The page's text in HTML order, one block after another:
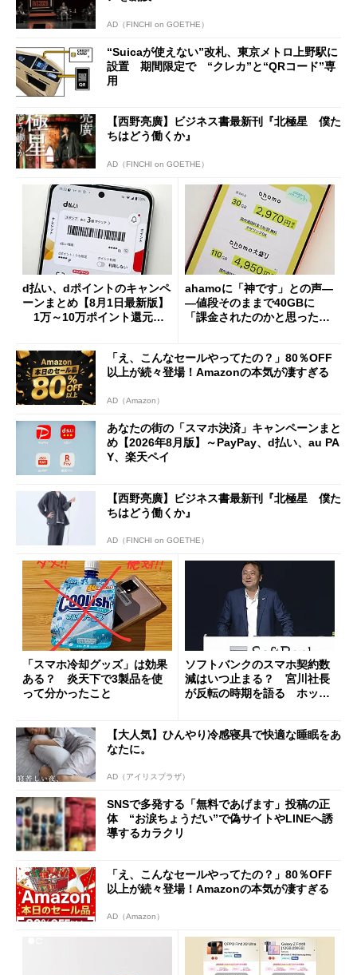
AD（FINCHI on GOETHE）
“Suicaが使えない”改札、東京メトロ上野駅に
設置 期間限定で “クレカ”と“QRコード”専
用
【西野亮廣】ビジネス書最新刊『北極星 僕た
ちはどう働くか』
AD（FINCHI on GOETHE）
d払い、dポイントのキャンペ
ーンまとめ【8月1日最新版】
1万～10万ポイント還元の
ahamoに「神です」との声―
―値段そのままで40GBに
「課金されたのかと思った」
「え、こんなセールやってたの？」80％OFF
以上が続々登場！Amazonの本気が凄すぎる
AD（Amazon）
あなたの街の「スマホ決済」キャンペーンまと
め【2026年8月版】～PayPay、d払い、au PA
Y、楽天ペイ
【西野亮廣】ビジネス書最新刊『北極星 僕た
ちはどう働くか』
AD（FINCHI on GOETHE）
「スマホ冷却グッズ」は効果
ある？ 炎天下で3製品を使
って分かったこと
ソフトバンクのスマホ契約数
減はいつ止まる？ 宮川社長
が反転の時期を語る ホッピ
【大人気】ひんやり冷感寝具で快適な睡眠をあ
なたに。
AD（アイリスプラザ）
SNSで多発する「無料であげます」投稿の正
体 “お涙ちょうだい”で偽サイトやLINEへ誘
導するカラクリ
「え、こんなセールやってたの？」80％OFF
以上が続々登場！Amazonの本気が凄すぎる
AD（Amazon）